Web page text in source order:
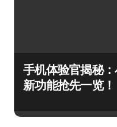
手机体验官揭秘
新功能抢先一览！